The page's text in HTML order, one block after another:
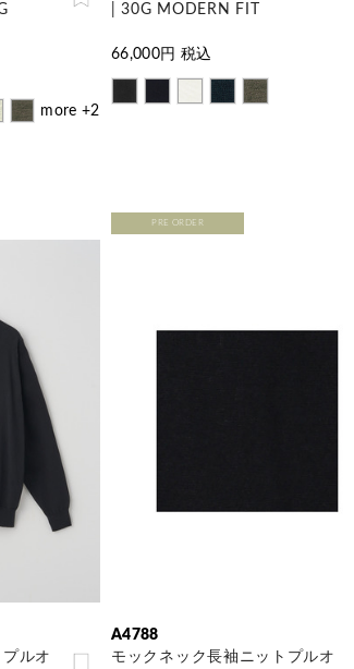
more +2
| 30G MODERN FIT
66,000円 税込
ルオ
PRE ORDER
A4788
モックネック長袖ニットプルオ